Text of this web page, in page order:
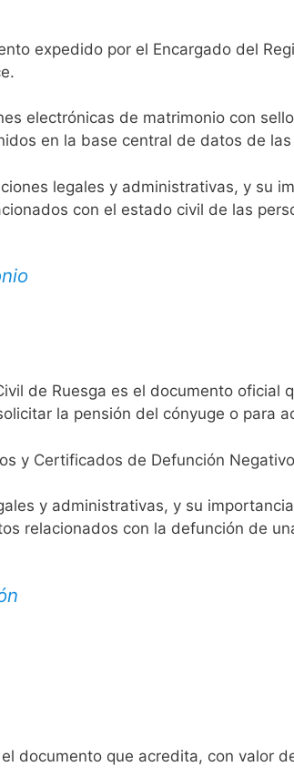
expedido por el Encargado del
electrónicas de matrimonio con
en la base central de datos de
legales y administrativas, y su
con el estado civil de las
de Ruesga es el documento
la pensión del cónyuge o para
y Certificados de Defunción
y administrativas, y su
relacionados con la defunción de
documento que acredita, con valor